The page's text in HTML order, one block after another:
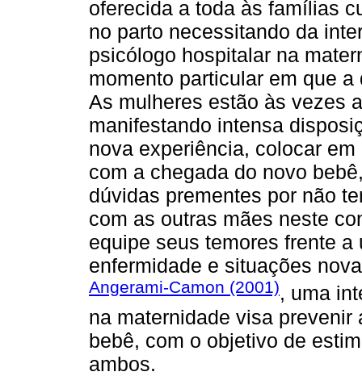
oferecida a toda às famílias
no parto necessitando da
psicólogo hospitalar na
momento particular em que
As mulheres estão às vezes
manifestando intensa
nova experiência, colocar
com a chegada do novo
dúvidas prementes por não
com as outras mães neste
equipe seus temores frente
enfermidade e situações
Angerami-Camon (2001), uma
na maternidade visa
bebê, com o objetivo de
ambos.